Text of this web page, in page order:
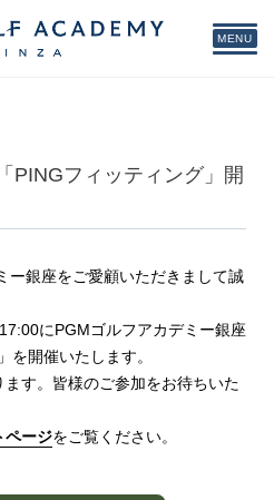
MENU
PINGフィッティング」開
ー銀座をご愛顧いただきまして誠
にPGMゴルフアカデミー銀座
を開催いたします。
す。皆様のご参加をお待ちいた
ページをご覧ください。